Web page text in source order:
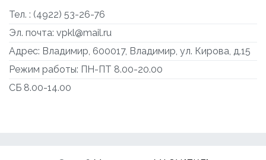
Тел. : (4922) 53-26-76
Эл. почта: vpkl@mail.ru
Адрес: Владимир, 600017, Владимир, ул. Кирова, д.15
Режим работы: ПН-ПТ 8.00-20.00
СБ 8.00-14.00